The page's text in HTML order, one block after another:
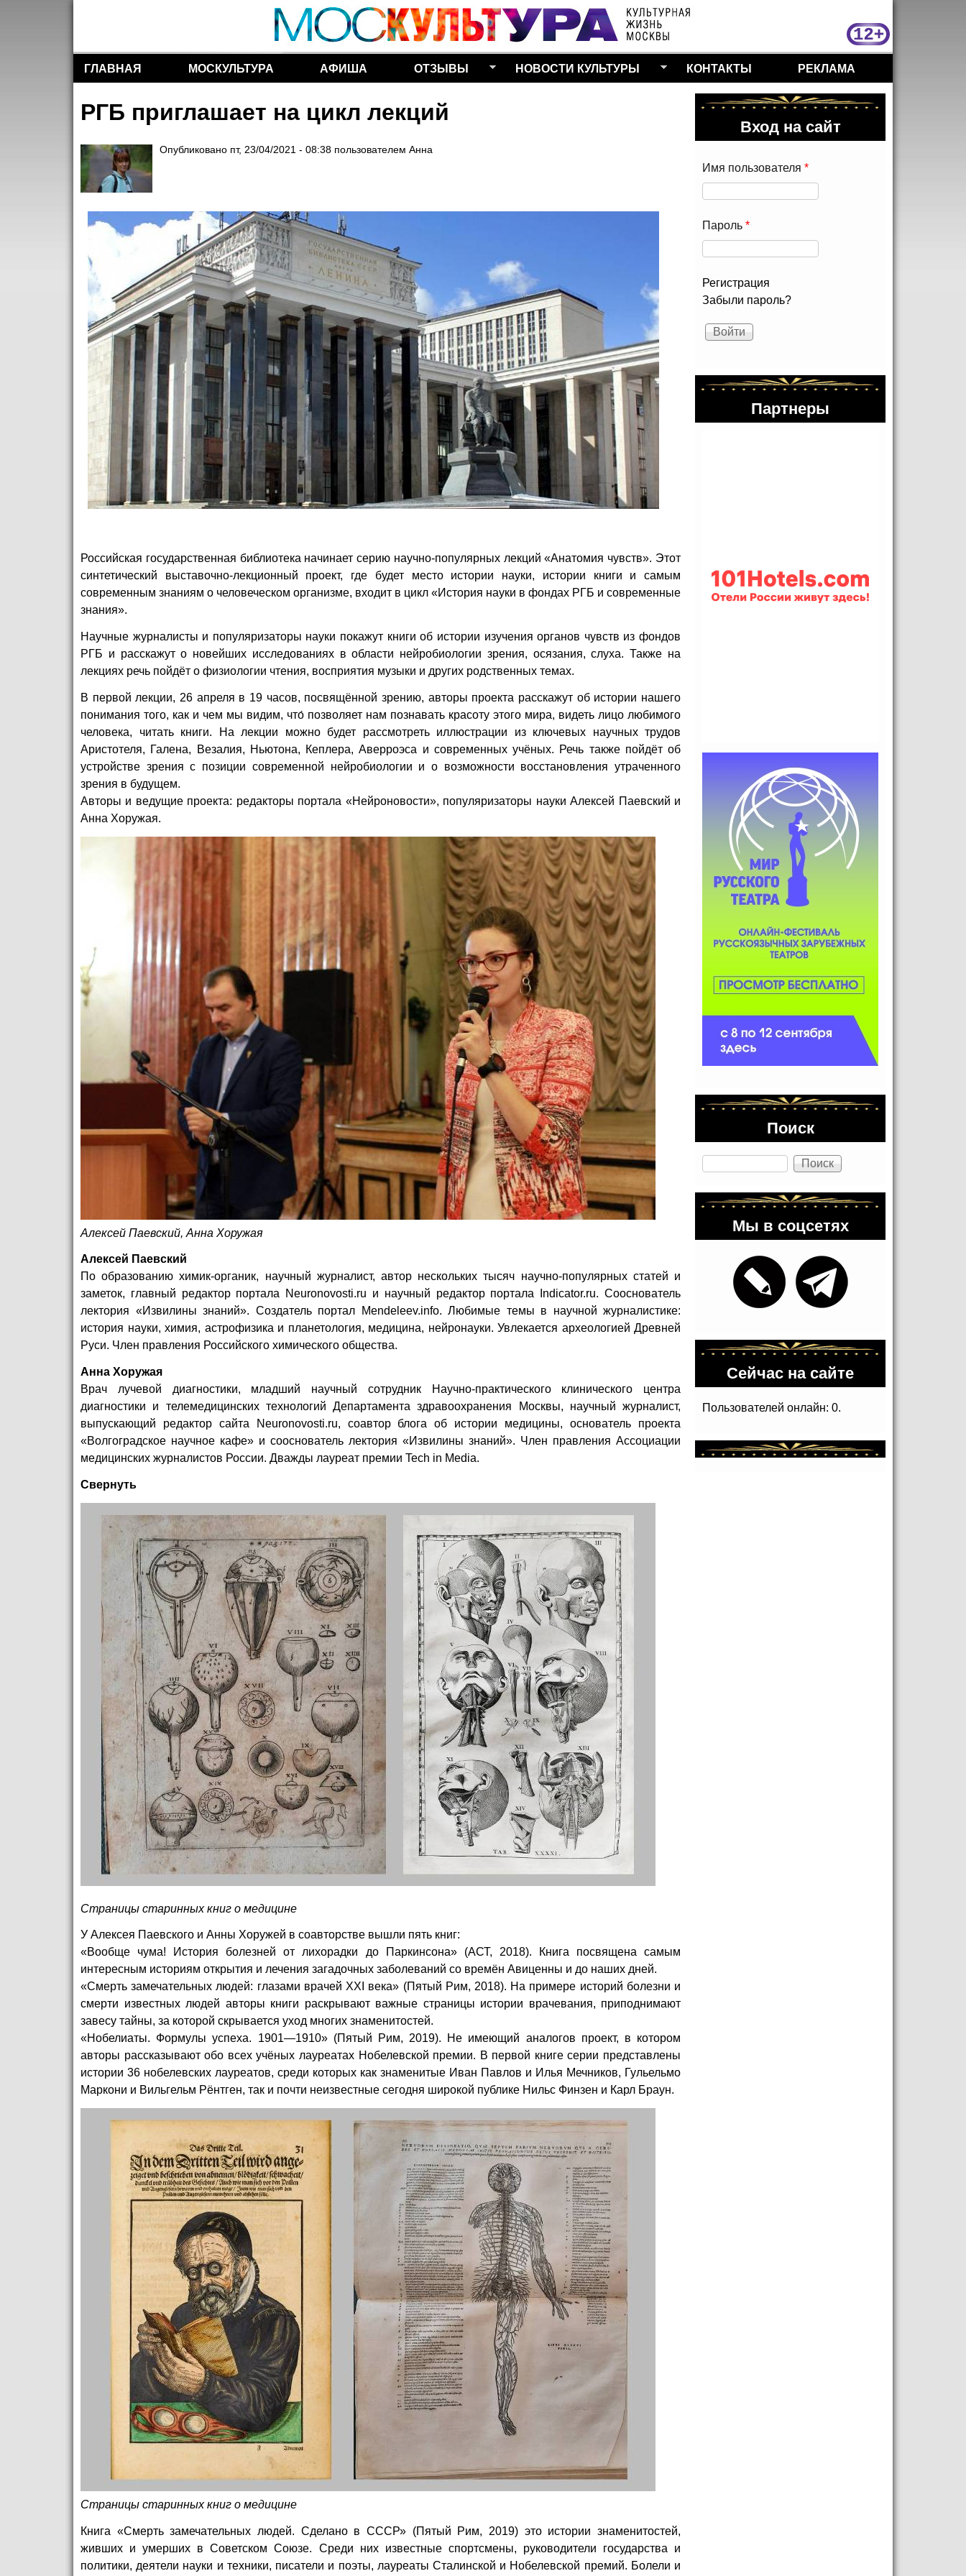
Перейти к основному
содержанию
Разделы сайта
ГЛАВНАЯ МОСКУЛЬТУРА АФИША ОТЗЫВЫ НОВОСТИ КУЛЬТУРЫ КОНТАКТЫ РЕКЛАМА
РГБ приглашает на цикл лекций
Опубликовано пт, 23/04/2021 - 08:38 пользователем Анна
Российская государственная библиотека начинает серию научно-популярных лекций «Анатомия чувств». Этот
синтетический выставочно-лекционный проект, где будет место истории науки, истории книги и самым
современным знаниям о человеческом организме, входит в цикл «История науки в фондах РГБ и современные
знания».
Научные журналисты и популяризаторы науки покажут книги об истории изучения органов чувств из фондов
РГБ и расскажут о новейших исследованиях в области нейробиологии зрения, осязания, слуха. Также на
лекциях речь пойдёт о физиологии чтения, восприятия музыки и других родственных темах.
В первой лекции, 26 апреля в 19 часов, посвящённой зрению, авторы проекта расскажут об истории нашего
понимания того, как и чем мы видим, что́ позволяет нам познавать красоту этого мира, видеть лицо любимого
человека, читать книги. На лекции можно будет рассмотреть иллюстрации из ключевых научных трудов
Аристотеля, Галена, Везалия, Ньютона, Кеплера, Аверроэса и современных учёных. Речь также пойдёт об
устройстве зрения с позиции современной нейробиологии и о возможности восстановления утраченного
зрения в будущем.
Авторы и ведущие проекта: редакторы портала «Нейроновости», популяризаторы науки Алексей Паевский и
Анна Хоружая.
Алексей Паевский, Анна Хоружая
Алексей Паевский
По образованию химик-органик, научный журналист, автор нескольких тысяч научно-популярных статей и
заметок, главный редактор портала Neuronovosti.ru и научный редактор портала Indicator.ru. Сооснователь
лектория «Извилины знаний». Создатель портал Mendeleev.info. Любимые темы в научной журналистике:
история науки, химия, астрофизика и планетология, медицина, нейронауки. Увлекается археологией Древней
Руси. Член правления Российского химического общества.
Анна Хоружая
Врач лучевой диагностики, младший научный сотрудник Научно-практического клинического центра
диагностики и телемедицинских технологий Департамента здравоохранения Москвы, научный журналист,
выпускающий редактор сайта Neuronovosti.ru, соавтор блога об истории медицины, основатель проекта
«Волгоградское научное кафе» и сооснователь лектория «Извилины знаний». Член правления Ассоциации
медицинских журналистов России. Дважды лауреат премии Tech in Media.
Свернуть
Страницы старинных книг о медицине
У Алексея Паевского и Анны Хоружей в соавторстве вышли пять книг:
«Вообще чума! История болезней от лихорадки до Паркинсона» (АСТ, 2018). Книга посвящена самым
интересным историям открытия и лечения загадочных заболеваний со времён Авиценны и до наших дней.
«Смерть замечательных людей: глазами врачей XXI века» (Пятый Рим, 2018). На примере историй болезни и
смерти известных людей авторы книги раскрывают важные страницы истории врачевания, приподнимают
завесу тайны, за которой скрывается уход многих знаменитостей.
«Нобелиаты. Формулы успеха. 1901—1910» (Пятый Рим, 2019). Не имеющий аналогов проект, в котором
авторы рассказывают обо всех учёных лауреатах Нобелевской премии. В первой книге серии представлены
истории 36 нобелевских лауреатов, среди которых как знаменитые Иван Павлов и Илья Мечников, Гульельмо
Маркони и Вильгельм Рёнтген, так и почти неизвестные сегодня широкой публике Нильс Финзен и Карл Браун.
Страницы старинных книг о медицине
Книга «Смерть замечательных людей. Сделано в СССР» (Пятый Рим, 2019) это истории знаменитостей,
живших и умерших в Советском Союзе. Среди них известные спортсмены, руководители государства и
политики, деятели науки и техники, писатели и поэты, лауреаты Сталинской и Нобелевской премий. Болели и
Вход на сайт
Имя пользователя *
Пароль *
Регистрация
Забыли пароль?
Партнеры
Поиск
Поиск
Мы в соцсетях
Сейчас на сайте
Пользователей онлайн: 0.